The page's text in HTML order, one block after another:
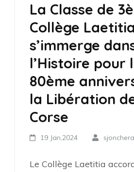
La Classe de
Collège Laetitia
s’immerge
l’Histoire pour
80ème
la Libération
Corse
19 Jan,2024
Le Collège Laetitia